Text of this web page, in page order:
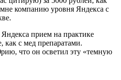
компанию уровня Яндекса с
прием на практике
как с мед препаратами.
что он осветил эту «темную